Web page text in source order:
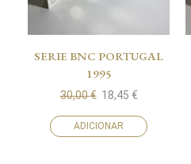
SERIE BNC PORTUGAL
1995
30,00€ 18,45 €
ADICIONAR